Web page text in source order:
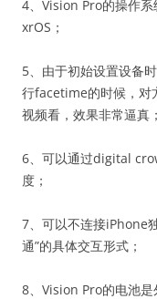
4、Vision Pro的操作
xrOS；
5、由于初始设置设备
行facetime的时候，对
视频看，效果非常逼真；
6、可以通过digital
度；
7、可以不连接iPhone
通”的具体交互形式；
8、Vision Pro的电池